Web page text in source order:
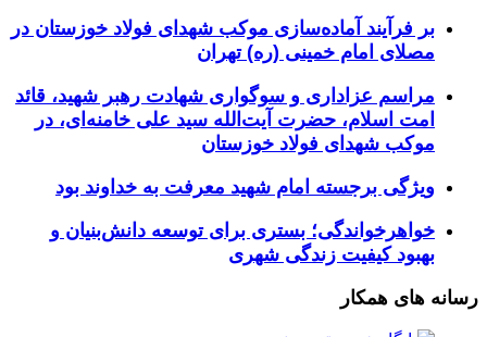
بر فرآیند آماده‌سازی موکب شهدای فولاد خوزستان در
مصلای امام خمینی (ره) تهران
مراسم عزاداری و سوگواری شهادت رهبر شهید، قائد
امت اسلام، حضرت آیت‌الله سید علی خامنه‌ای، در
موکب شهدای فولاد خوزستان
ویژگی برجسته امام شهید معرفت به خداوند بود
خواهرخواندگی؛ بستری برای توسعه دانش‌بنیان و
بهبود کیفیت زندگی شهری
رسانه های همکار